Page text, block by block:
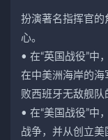
扮演著名指挥官的
心。
• 在“英国战役”中
在中美洲海岸的海
败西班牙无敌舰队
• 在“美国战役”中
战争，并从创立美